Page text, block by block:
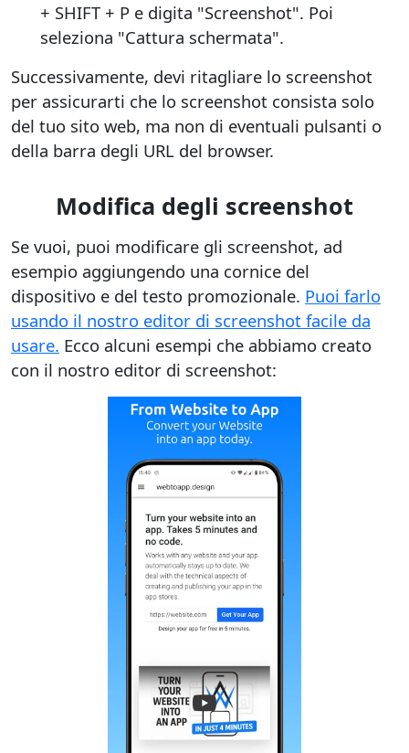
+ SHIFT + P e digita "Screenshot". Poi
seleziona "Cattura schermata".
Successivamente, devi ritagliare lo screenshot
per assicurarti che lo screenshot consista solo
del tuo sito web, ma non di eventuali pulsanti o
della barra degli URL del browser.
Modifica degli screenshot
Se vuoi, puoi modificare gli screenshot, ad
esempio aggiungendo una cornice del
dispositivo e del testo promozionale. Puoi farlo
usando il nostro editor di screenshot facile da
usare. Ecco alcuni esempi che abbiamo creato
con il nostro editor di screenshot: